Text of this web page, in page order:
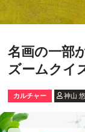
名画の一部
ズームクイ
カルチャー 神山